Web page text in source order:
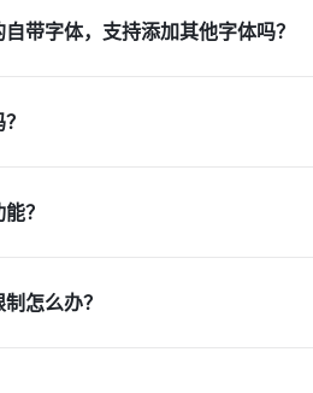
带字体，支持添加其他字体吗？
？
怎么办？